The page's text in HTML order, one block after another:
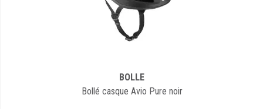
BOLLE
Bollé casque Avio Pure noir